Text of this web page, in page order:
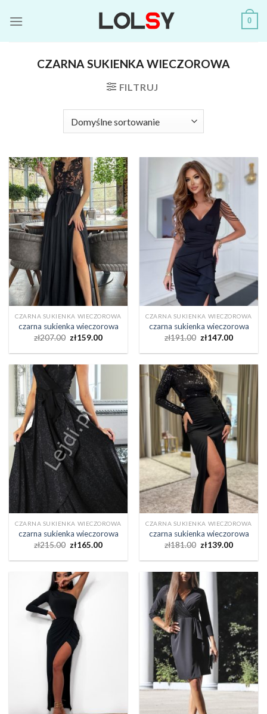
0
CZARNA SUKIENKA WIECZOROWA
FILTRUJ
CZARNA SUKIENKA WIECZOROWA
czarna sukienka wieczorowa
zł207.00 zł159.00
CZARNA SUKIENKA WIECZOROWA
czarna sukienka wieczorowa
zł191.00 zł147.00
CZARNA SUKIENKA WIECZOROWA
czarna sukienka wieczorowa
zł215.00 zł165.00
CZARNA SUKIENKA WIECZOROWA
czarna sukienka wieczorowa
zł181.00 zł139.00